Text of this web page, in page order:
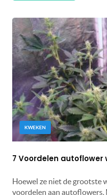
KWEKEN
7 Voordelen autoflower
Hoewel ze niet de grootste
voordelen aan autoflowers.